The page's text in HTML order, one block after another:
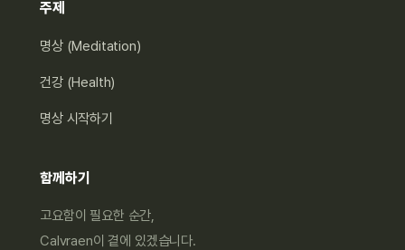
주제
명상 (Meditation)
건강 (Health)
명상 시작하기
함께하기
고요함이 필요한 순간,
Calvraen이 곁에 있겠습니다.